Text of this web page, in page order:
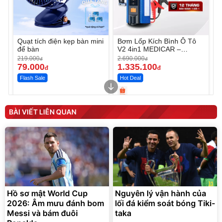
Quạt tích điện kẹp bàn mini
để bàn
219.000đ
79.000đ
Flash Sale
Bơm Lốp Kích Bình Ô Tô
V2 4in1 MEDICAR –
12.000mAh
2.690.000đ
1.335.100đ
Hot Deal
Máy ép chậm trái cây
Elmich JEE 1855OL
3.000.000đ
2.143.650đ
Flash Sale
Máy rửa xe cầm tay xịt rửa
cao áp có tạo bọt tuyết
399.000đ
Đã bán nhiều
BÀI VIẾT LIÊN QUAN
Hồ sơ mật World Cup
2026: Âm mưu đánh bom
Messi và bám đuôi
Nguyên lý vận hành của
lối đá kiểm soát bóng Tiki-
taka